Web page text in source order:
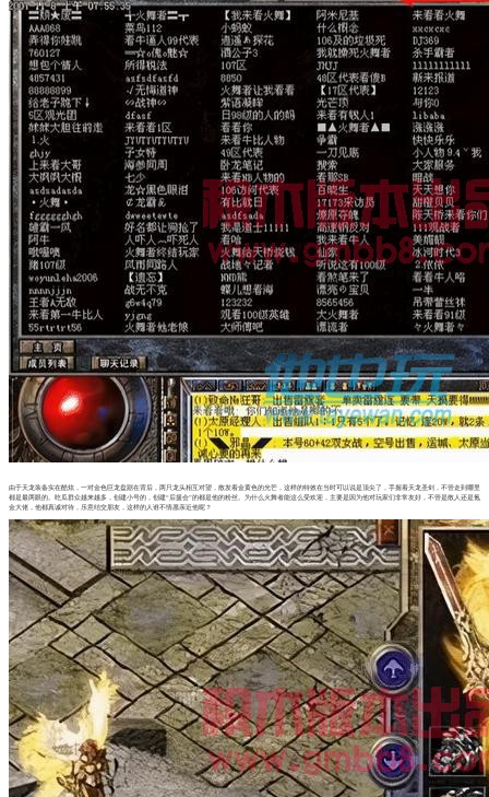
由于天龙装备实在酷炫，一对金色巨龙盘踞在背后，两只龙头相互对望，散发着金黄色的光芒，这样的特效在当时可以说是顶尖了，手握着天龙圣剑，不管走到哪里
都是最两眼的。吃瓜群众越来越多，创建小号的，创建“后援会”的都是他的粉丝。为什么火舞者能这么受欢迎，主要是因为他对玩家们非常友好，不管是散人还是氪
金大佬，他都真诚对待，乐意结交朋友，这样的人谁不情愿亲近他呢？